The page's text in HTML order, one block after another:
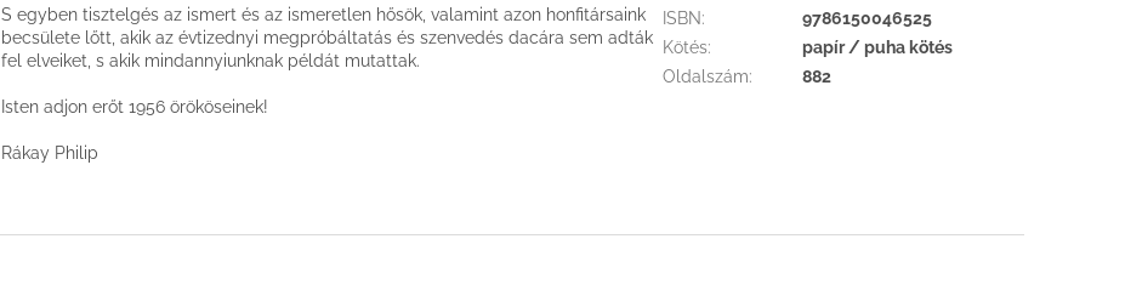
S egyben tisztelgés az ismert és az ismeretlen hősök, valamint azon honfitársaink
becsülete lőtt, akik az évtizednyi megpróbáltatás és szenvedés dacára sem adták
fel elveiket, s akik mindannyiunknak példát mutattak.
Isten adjon erőt 1956 örököseinek!
Rákay Philip
ISBN:
9786150046525
Kötés:
papír / puha kötés
Oldalszám: 882